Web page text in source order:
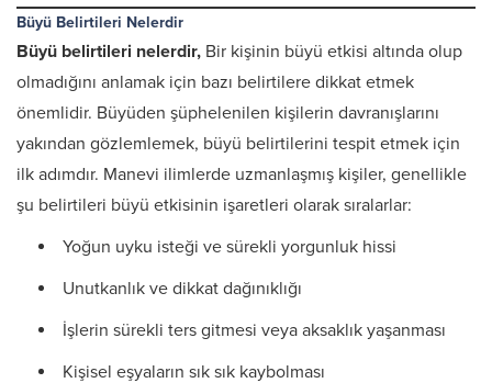
Büyü Belirtileri Nelerdir
Büyü belirtileri nelerdir, Bir kişinin büyü etkisi altında olup
olmadığını anlamak için bazı belirtilere dikkat etmek
önemlidir. Büyüden şüphelenilen kişilerin davranışlarını
yakından gözlemlemek, büyü belirtilerini tespit etmek için
ilk adımdır. Manevi ilimlerde uzmanlaşmış kişiler, genellikle
şu belirtileri büyü etkisinin işaretleri olarak sıralarlar:
Yoğun uyku isteği ve sürekli yorgunluk hissi
Unutkanlık ve dikkat dağınıklığı
İşlerin sürekli ters gitmesi veya aksaklık yaşanması
Kişisel eşyaların sık sık kaybolması